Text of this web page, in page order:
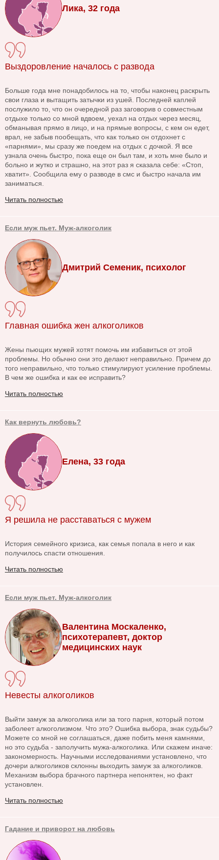
Лика, 32 года
Выздоровление началось с развода
Больше года мне понадобилось на то, чтобы наконец раскрыть
свои глаза и вытащить затычки из ушей. Последней каплей
послужило то, что он очередной раз заговорив о совместным
отдыхе только со мной вдвоем, уехал на отдых через месяц,
обманывая прямо в лицо, и на прямые вопросы, с кем он едет,
врал, не забыв пообещать, что как только он отдохнет с
«парнями», мы сразу же поедем на отдых с дочкой. Я все
узнала очень быстро, пока еще он был там, и хоть мне было и
больно и жутко и страшно, на этот раз я сказала себе: «Стоп,
хватит». Сообщила ему о разводе в смс и быстро начала им
заниматься.
Читать полностью
Если муж пьет. Муж-алкоголик
Дмитрий Семеник, психолог
Главная ошибка жен алкоголиков
Жены пьющих мужей хотят помочь им избавиться от этой
проблемы. Но обычно они это делают неправильно. Причем до
того неправильно, что только стимулируют усиление проблемы.
В чем же ошибка и как ее исправить?
Читать полностью
Как вернуть любовь?
Елена, 33 года
Я решила не расставаться с мужем
История семейного кризиса, как семья попала в него и как
получилось спасти отношения.
Читать полностью
Если муж пьет. Муж-алкоголик
Валентина Москаленко,
психотерапевт, доктор
медицинских наук
Невесты алкоголиков
Выйти замуж за алкоголика или за того парня, который потом
заболеет алкоголизмом. Что это? Ошибка выбора, знак судьбы?
Можете со мной не соглашаться, даже побить меня камнями,
но это судьба - заполучить мужа-алкоголика. Или скажем иначе:
закономерность. Научными исследованиями установлено, что
дочери алкоголиков склонны выходить замуж за алкоголиков.
Механизм выбора брачного партнера непонятен, но факт
установлен.
Читать полностью
Гадание и приворот на любовь